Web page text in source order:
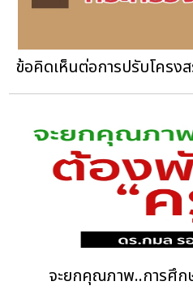
ข้อคิดเห็นต่อการปรับโครง
จะยกคุณภาพ..การศึ